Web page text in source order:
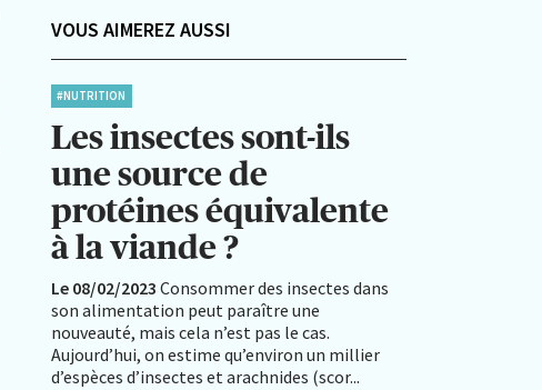
VOUS AIMEREZ AUSSI
#NUTRITION
Les insectes sont-ils
une source de
protéines équivalente
à la viande ?
Le 08/02/2023 Consommer des insectes dans
son alimentation peut paraître une
nouveauté, mais cela n’est pas le cas.
Aujourd’hui, on estime qu’environ un millier
d’espèces d’insectes et arachnides (scor...